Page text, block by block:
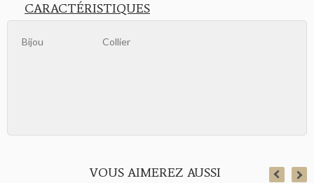
CARACTÉRISTIQUES
Bijou Collier
VOUS AIMEREZ AUSSI